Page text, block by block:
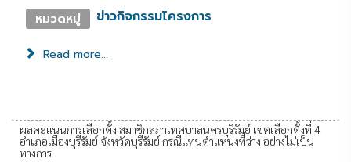
หมวดหมู่ ข่าวกิจกรรมโครงการ
Read more...
ผลคะแนนการเลือกตั้ง สมาชิกสภาเทศบาลนครบุรีรัมย์ เขตเลือกตั้งที่ 4
อำเภอเมืองบุรีรัมย์ จังหวัดบุรีรัมย์ กรณีแทนตำแหน่งที่ว่าง อย่างไม่เป็น
ทางการ